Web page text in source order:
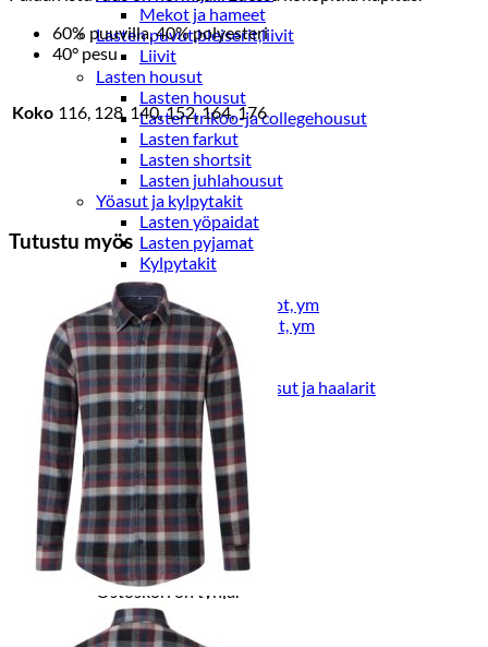
Mekot ja hameet
Lasten puvut,bleiserit,liivit
Liivit
Lasten housut
Lasten housut
Lasten trikoo-ja collegehousut
Lasten farkut
Lasten shortsit
Lasten juhlahousut
Yöasut ja kylpytakit
Lasten yöpaidat
Lasten pyjamat
Kylpytakit
Lasten asusteet
Vyöt, käsineet,pipot, ym
Sukat, sukkahousut, ym
Lasten ulkoilu
Lasten takit
Ulkoilupuvut, housut ja haalarit
Kirjaudu
Ostoskori on tyhjä.
Takaisin kauppaan
60% puuvilla, 40% polyesteri
40° pesu
Koko 116, 128, 140, 152, 164, 176
Tutustu myös